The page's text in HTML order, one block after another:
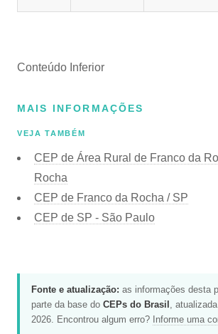
Conteúdo Inferior
MAIS INFORMAÇÕES
VEJA TAMBÉM
CEP de Área Rural de Franco da
Rocha
CEP de Franco da Rocha / SP
CEP de SP - São Paulo
Fonte e atualização: as informações desta
parte da base do CEPs do Brasil ,
2026. Encontrou algum erro? Informe uma